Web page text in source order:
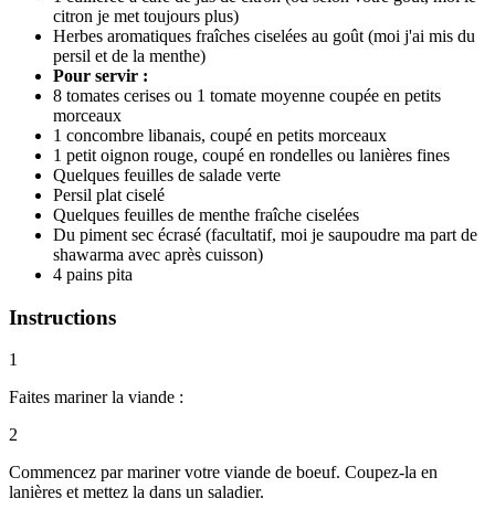
citron je met toujours plus)
Herbes aromatiques fraîches ciselées au goût (moi j'ai mis du
persil et de la menthe)
Pour servir :
8 tomates cerises ou 1 tomate moyenne coupée en petits
morceaux
1 concombre libanais, coupé en petits morceaux
1 petit oignon rouge, coupé en rondelles ou lanières fines
Quelques feuilles de salade verte
Persil plat ciselé
Quelques feuilles de menthe fraîche ciselées
Du piment sec écrasé (facultatif, moi je saupoudre ma part de
shawarma avec après cuisson)
4 pains pita
Instructions
1
Faites mariner la viande :
2
Commencez par mariner votre viande de boeuf. Coupez-la en
lanières et mettez la dans un saladier.